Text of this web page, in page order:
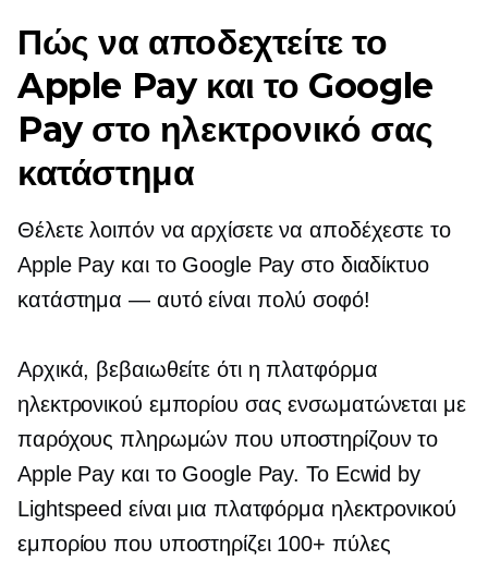
Πώς να αποδεχτείτε το
Apple Pay και το Google
Pay στο ηλεκτρονικό σας
κατάστημα
Θέλετε λοιπόν να αρχίσετε να αποδέχεστε το
Apple Pay και το Google Pay στο διαδίκτυο
κατάστημα — αυτό είναιπολύ σοφό!
Αρχικά, βεβαιωθείτε ότι η πλατφόρμα
ηλεκτρονικού εμπορίου σας ενσωματώνεται με
παρόχους πληρωμών που υποστηρίζουν το
Apple Pay και το Google Pay. Το Ecwid by
Lightspeed είναι μια πλατφόρμα ηλεκτρονικού
εμπορίου που υποστηρίζει 100+ πύλες